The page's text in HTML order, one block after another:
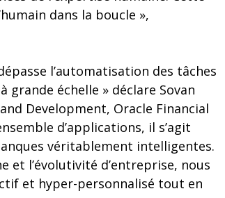
dans la boucle »,
l’automatisation des tâches
échelle » déclare Sovan
Development, Oracle Financial
d’applications, il s’agit
véritablement intelligentes.
et l’évolutivité d’entreprise, nous
et hyper-personnalisé tout en